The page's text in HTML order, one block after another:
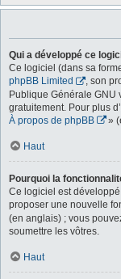
Qui a développé ce
Ce logiciel (dans sa
phpBB Limited
, son
Publique Générale GNU
gratuitement. Pour plus
À propos de phpBB
»
Haut
Pourquoi la
Ce logiciel est
proposer une nouvelle
(en anglais) ; vous
soumettre les vôtres.
Haut